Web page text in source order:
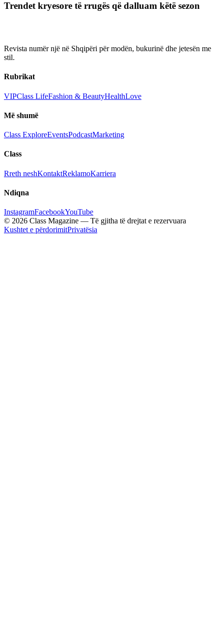
Trendet kryesore të rrugës që dalluam këtë sezon
Revista numër një në Shqipëri për modën, bukurinë dhe jetesën me
stil.
Rubrikat
VIPClass LifeFashion & BeautyHealthLove
Më shumë
Class ExploreEventsPodcastMarketing
Class
Rreth neshKontaktReklamoKarriera
Ndiqna
InstagramFacebookYouTube
© 2026 Class Magazine — Të gjitha të drejtat e rezervuara
Kushtet e përdorimitPrivatësia